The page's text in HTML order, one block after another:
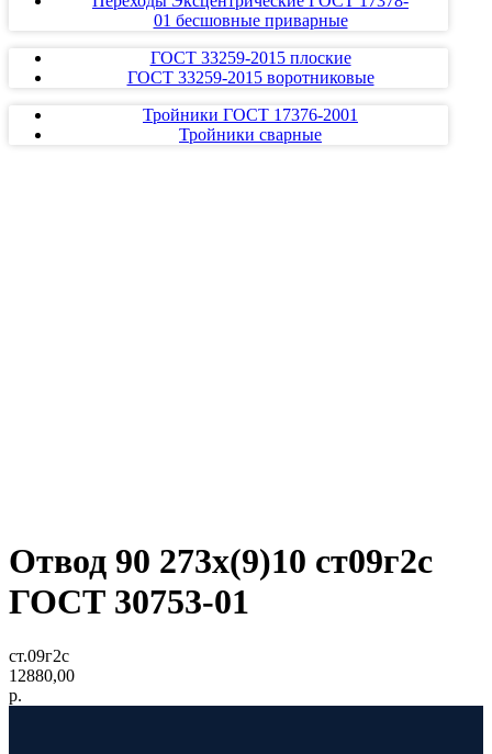
01 бесшовные приварные
ГОСТ 33259-2015 плоские
ГОСТ 33259-2015 воротниковые
Тройники ГОСТ 17376-2001
Тройники сварные
Отвод 90 273x(9)10 ст09г2с
ГОСТ 30753-01
ст.09г2с
12880,00
р.